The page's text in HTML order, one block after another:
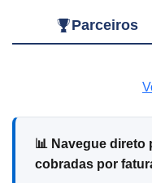
Parceiros
📊 Navegue direto
cobradas por